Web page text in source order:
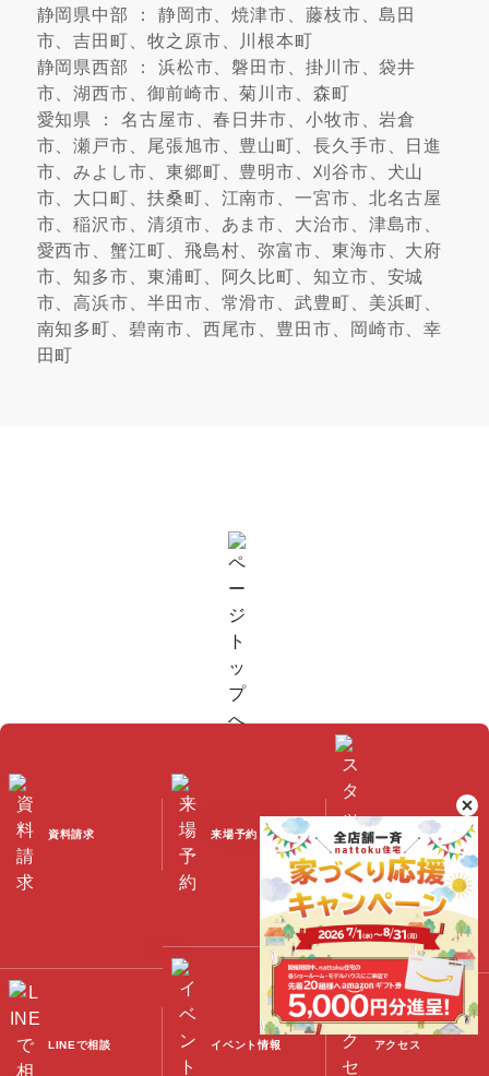
静岡県中部 ： 静岡市、焼津市、藤枝市、島田
市、吉田町、牧之原市、川根本町
静岡県西部 ： 浜松市、磐田市、掛川市、袋井
市、湖西市、御前崎市、菊川市、森町
愛知県 ： 名古屋市、春日井市、小牧市、岩倉
市、瀬戸市、尾張旭市、豊山町、長久手市、日進
市、みよし市、東郷町、豊明市、刈谷市、犬山
市、大口町、扶桑町、江南市、一宮市、北名古屋
市、稲沢市、清須市、あま市、大治市、津島市、
愛西市、蟹江町、飛島村、弥富市、東海市、大府
市、知多市、東浦町、阿久比町、知立市、安城
市、高浜市、半田市、常滑市、武豊町、美浜町、
南知多町、碧南市、西尾市、豊田市、岡崎市、幸
田町
©2023 Nattoku Jutaku Kobo Co., Ltd.
資料請求 来場予約 スタッフブログ
LINEで相談 イベント情報 アクセス